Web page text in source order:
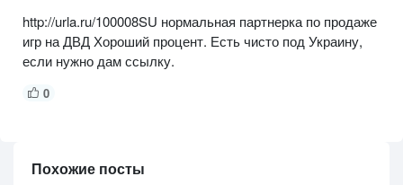
http://urla.ru/100008SU нормальная партнерка по продаже
игр на ДВД Хороший процент. Есть чисто под Украину,
если нужно дам ссылку.
0
Похожие посты